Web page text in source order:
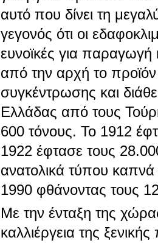
αυτό που δίνει τη
γεγονός ότι οι
ευνοϊκές για παραγωγή
από την αρχή το
συγκέντρωσης και
Ελλάδας από τους
600 τόνους. Το 1912
1922 έφτασε τους
ανατολικά τύπου
1990 φθάνοντας τους
Με την ένταξη της
καλλιέργεια της